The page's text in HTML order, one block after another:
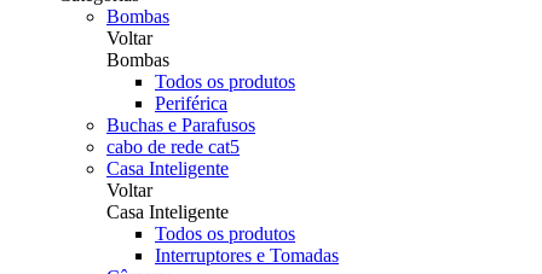
Bombas
Voltar
Bombas
Todos os produtos
Periférica
Buchas e Parafusos
cabo de rede cat5
Casa Inteligente
Voltar
Casa Inteligente
Todos os produtos
Interruptores e Tomadas